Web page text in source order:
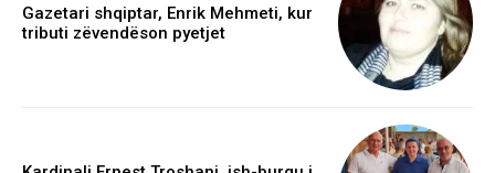
Gazetari shqiptar, Enrik Mehmeti, kur
tributi zëvendëson pyetjet